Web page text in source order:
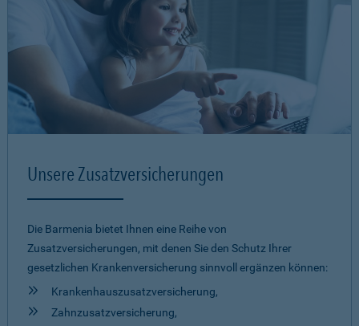
Unsere Zusatzversicherungen
Die Barmenia bietet Ihnen eine Reihe von
Zusatzversicherungen, mit denen Sie den Schutz Ihrer
gesetzlichen Krankenversicherung sinnvoll ergänzen können:
Krankenhauszusatzversicherung,
Zahnzusatzversicherung,